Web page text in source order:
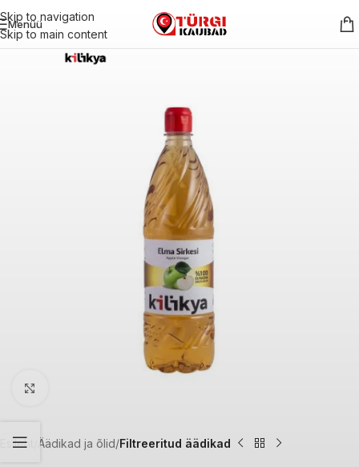
Skip to navigation
Skip to main content
Menüü
Esileht Äädikad ja õlid Filtreeritud äädikad